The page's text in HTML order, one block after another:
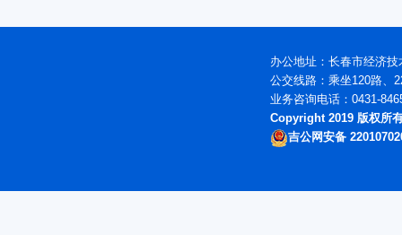
办公地址：长春市经济
公交线路：乘坐120路、
业务咨询电话：0431-
Copyright 2019 版权所
吉公网安备